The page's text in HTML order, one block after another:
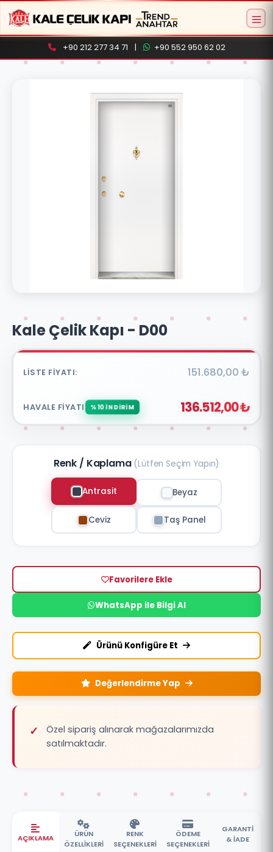
+90 212 277 34 71 | +90 552 950 62 02
Aramaya başlamak için ürün adı veya model
Kale Çelik Kapı - D00
LISTE FIYATI: 151.680,00 ₺
HAVALE FIYATI: %10 İNDİRİM 136.512,00 ₺
Renk / Kaplama (Lütfen Seçim Yapın)
Antrasit Beyaz
Ceviz Taş Panel
Favorilere Ekle
WhatsApp ile Bilgi Al
Ürünü Konfigüre Et
Değerlendirme Yap
Özel sipariş alınarak mağazalarımızda
satılmaktadır.
AÇIKLAMA
ÜRÜN
ÖZELLİKLERİ
RENK
SEÇENEKLERİ
ÖDEME
SEÇENEKLERİ
GARANTİ
& İADE